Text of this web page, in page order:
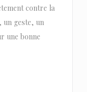
contre la
un geste, un
une bonne